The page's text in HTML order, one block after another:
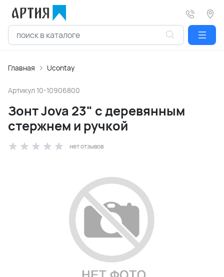
Главная Ucontay
Артикул 10-10906800
Зонт Jova 23" с деревянным
стержнем и ручкой
нет отзывов